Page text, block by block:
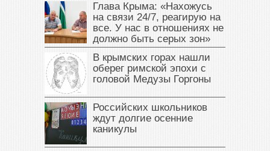
Глава Крыма: «Нахожусь
на связи 24/7, реагирую на
все. У нас в отношениях не
должно быть серых зон»
В крымских горах нашли
оберег римской эпохи с
головой Медузы Горгоны
Российских школьников
ждут долгие осенние
каникулы